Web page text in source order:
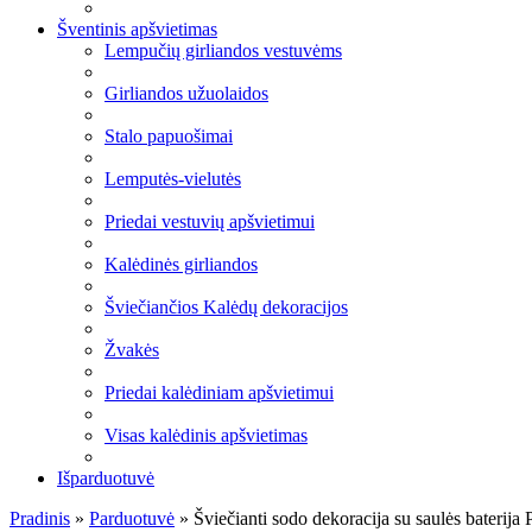
Šventinis apšvietimas
Lempučių girliandos vestuvėms
Girliandos užuolaidos
Stalo papuošimai
Lemputės-vielutės
Priedai vestuvių apšvietimui
Kalėdinės girliandos
Šviečiančios Kalėdų dekoracijos
Žvakės
Priedai kalėdiniam apšvietimui
Visas kalėdinis apšvietimas
Išparduotuvė
Pradinis » Parduotuvė » Šviečianti sodo dekoracija su saulės baterija